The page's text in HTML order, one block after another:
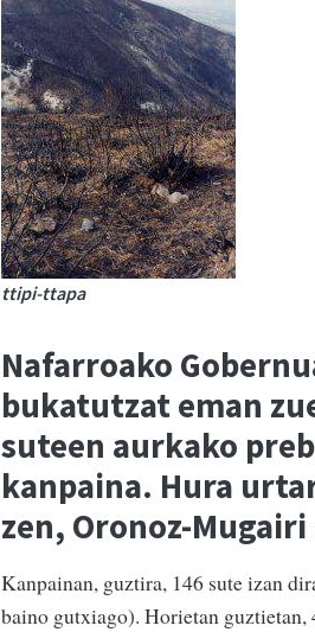
ttipi-ttapa
Nafarroako
bukatutzat eman
suteen aurkako
kanpaina. Hura
zen, Oronoz-
Kanpainan, guztira, 146 sute izan
baino gutxiago). Horietan guztietan,